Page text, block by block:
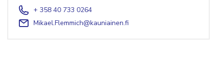
+ 358 40 733 0264
Mikael.Flemmich@kauniainen.fi